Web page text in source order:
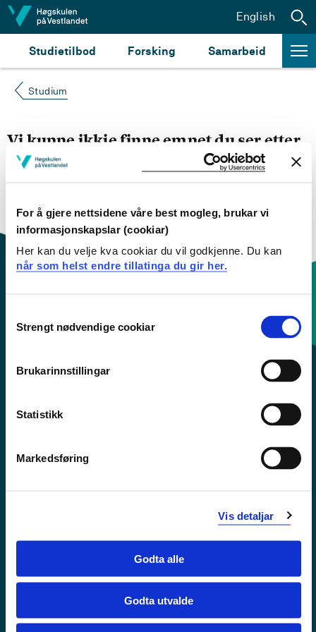
For å gjere nettsidene våre best mogleg, brukar vi
informasjonskapslar (cookiar)
Her kan du velje kva cookiar du vil godkjenne. Du kan
når som helst endre tillatinga du gir her.
Selection
Strengt nødvendige cookiar
Brukarinnstillingar
Statistikk
Markedsføring
Vis detaljar
Godta alle
Godta utvalde
Hopp til innhald
Studietilbod Forsking Samarbeid
English
Studium
Vi kunne ikkje finne emnet du ser etter
søke opp emnet du ser etter i
engelsk emneplan ved å klikke på «English».